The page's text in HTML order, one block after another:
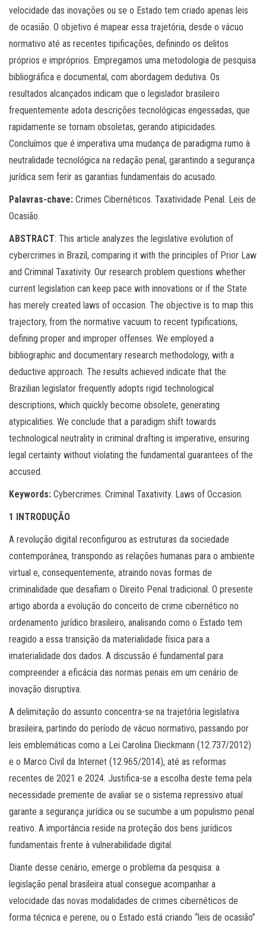
velocidade das inovações ou se o Estado tem criado apenas leis
de ocasião. O objetivo é mapear essa trajetória, desde o vácuo
normativo até as recentes tipificações, definindo os delitos
próprios e impróprios. Empregamos uma metodologia de pesquisa
bibliográfica e documental, com abordagem dedutiva. Os
resultados alcançados indicam que o legislador brasileiro
frequentemente adota descrições tecnológicas engessadas, que
rapidamente se tornam obsoletas, gerando atipicidades.
Concluímos que é imperativa uma mudança de paradigma rumo à
neutralidade tecnológica na redação penal, garantindo a segurança
jurídica sem ferir as garantias fundamentais do acusado.
Palavras-chave: Crimes Cibernéticos. Taxatividade Penal. Leis de
Ocasião.
ABSTRACT: This article analyzes the legislative evolution of
cybercrimes in Brazil, comparing it with the principles of Prior Law
and Criminal Taxativity. Our research problem questions whether
current legislation can keep pace with innovations or if the State
has merely created laws of occasion. The objective is to map this
trajectory, from the normative vacuum to recent typifications,
defining proper and improper offenses. We employed a
bibliographic and documentary research methodology, with a
deductive approach. The results achieved indicate that the
Brazilian legislator frequently adopts rigid technological
descriptions, which quickly become obsolete, generating
atypicalities. We conclude that a paradigm shift towards
technological neutrality in criminal drafting is imperative, ensuring
legal certainty without violating the fundamental guarantees of the
accused.
Keywords: Cybercrimes. Criminal Taxativity. Laws of Occasion.
1 INTRODUÇÃO
A revolução digital reconfigurou as estruturas da sociedade
contemporânea, transpondo as relações humanas para o ambiente
virtual e, consequentemente, atraindo novas formas de
criminalidade que desafiam o Direito Penal tradicional. O presente
artigo aborda a evolução do conceito de crime cibernético no
ordenamento jurídico brasileiro, analisando como o Estado tem
reagido a essa transição da materialidade física para a
imaterialidade dos dados. A discussão é fundamental para
compreender a eficácia das normas penais em um cenário de
inovação disruptiva.
A delimitação do assunto concentra-se na trajetória legislativa
brasileira, partindo do período de vácuo normativo, passando por
leis emblemáticas como a Lei Carolina Dieckmann (12.737/2012)
e o Marco Civil da Internet (12.965/2014), até as reformas
recentes de 2021 e 2024. Justifica-se a escolha deste tema pela
necessidade premente de avaliar se o sistema repressivo atual
garante a segurança jurídica ou se sucumbe a um populismo penal
reativo. A importância reside na proteção dos bens jurídicos
fundamentais frente à vulnerabilidade digital.
Diante desse cenário, emerge o problema da pesquisa: a
legislação penal brasileira atual consegue acompanhar a
velocidade das novas modalidades de crimes cibernéticos de
forma técnica e perene, ou o Estado está criando “leis de ocasião”